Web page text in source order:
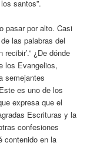
santos”.
pasar por alto. Casi
las palabras del
¿De dónde
los Evangelios,
semejantes
es uno de los
expresa que el
Escrituras y la
confesiones
contenido en la